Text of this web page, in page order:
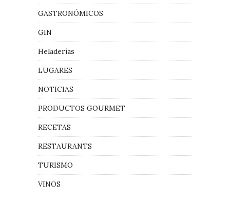
GASTRONÓMICOS
GIN
Heladerías
LUGARES
NOTICIAS
PRODUCTOS GOURMET
RECETAS
RESTAURANTS
TURISMO
VINOS